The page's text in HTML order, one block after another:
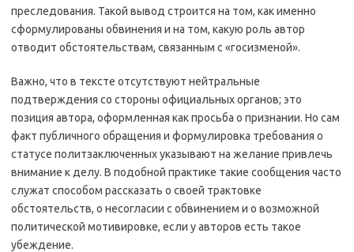
преследования. Такой вывод строится на том, как именно
сформулированы обвинения и на том, какую роль автор
отводит обстоятельствам, связанным с «госизменой».
Важно, что в тексте отсутствуют нейтральные
подтверждения со стороны официальных органов; это
позиция автора, оформленная как просьба о признании. Но сам
факт публичного обращения и формулировка требования о
статусе политзаключенных указывают на желание привлечь
внимание к делу. В подобной практике такие сообщения часто
служат способом рассказать о своей трактовке
обстоятельств, о несогласии с обвинением и о возможной
политической мотивировке, если у авторов есть такое
убеждение.